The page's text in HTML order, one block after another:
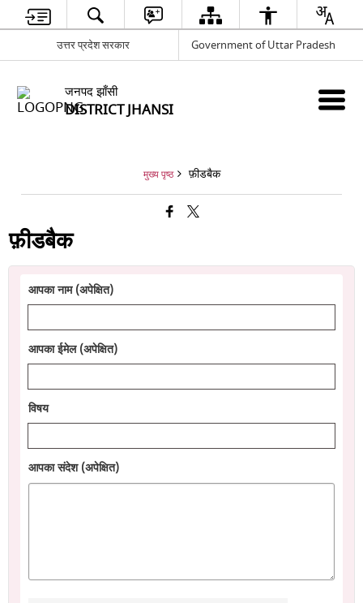
उत्तर प्रदेश सरकार Government of Uttar Pradesh
जनपद झाँसी
DISTRICT JHANSI
मुख्य पृष्ठ फ़ीडबैक
फ़ीडबैक
आपका नाम (अपेक्षित)
आपका ईमेल (अपेक्षित)
विषय
आपका संदेश (अपेक्षित)